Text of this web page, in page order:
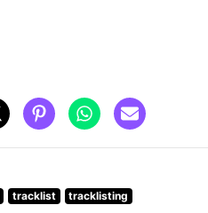
tracklist tracklisting